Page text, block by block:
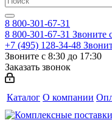
8 800-301-67-31
8 800-301-67-31 Звоните
+7 (495) 128-34-48
Звоните с 8:30 до 17:30
Заказать звонок
Каталог О компании